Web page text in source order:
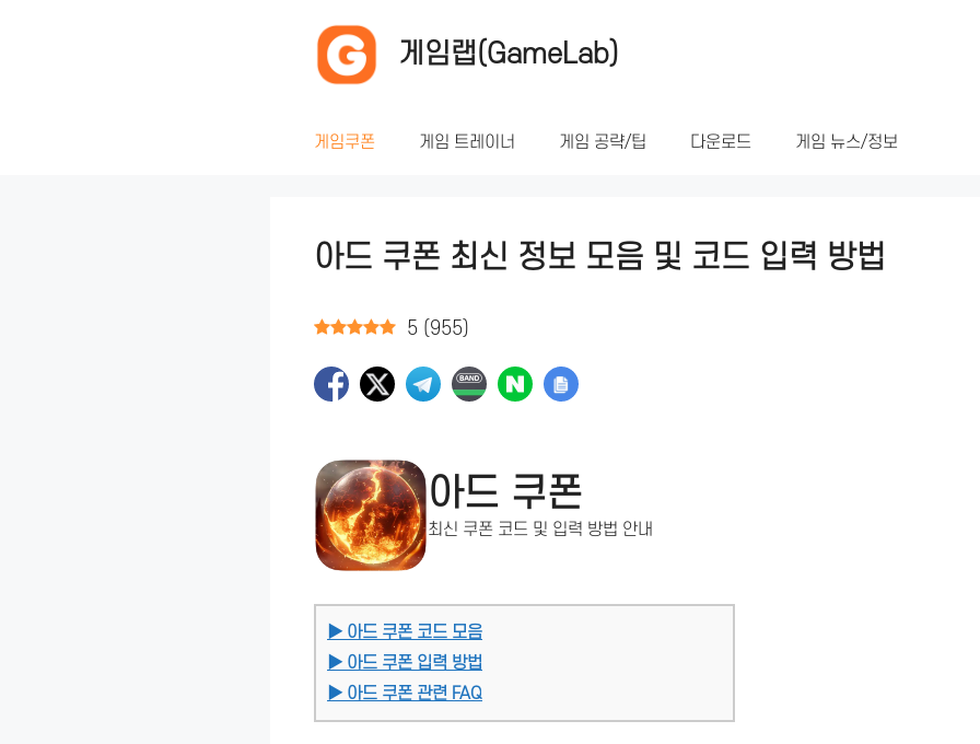
게임랩(GameLab)
게임쿠폰 게임 트레이너 게임 공략/팁 다운로드 게임 뉴스/정보
아드 쿠폰 최신 정보 모음 및 코드 입력 방법
5 (955)
아드 쿠폰
최신 쿠폰 코드 및 입력 방법 안내
▶ 아드 쿠폰 코드 모음
▶ 아드 쿠폰 입력 방법
▶ 아드 쿠폰 관련 FAQ